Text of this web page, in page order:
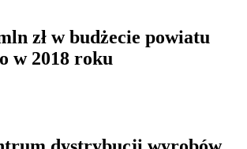
zł w budżecie powiatu
w 2018 roku